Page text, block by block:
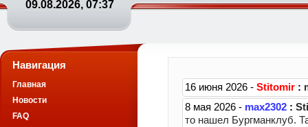
09.08.2026, 07:37
Навигация
Главная
Новости
FAQ